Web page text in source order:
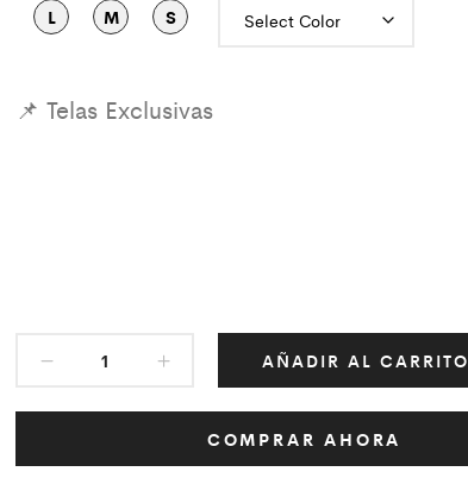
L M S
AÑADIR AL CARRITO
COMPRAR AHORA